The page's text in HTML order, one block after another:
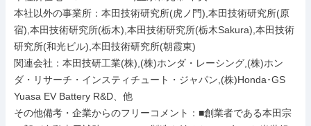
本社以外の事業所：本田技術研究所(虎ノ門),本田技術研究所(原
宿),本田技術研究所(栃木),本田技術研究所(栃木Sakura),本田技術
研究所(和光ビル),本田技術研究所(朝霞東)
関連会社：本田技研工業(株),(株)ホンダ・レーシング,(株)ホン
ダ・リサーチ・インスティチュート・ジャパン,(株)Honda･GS
Yuasa EV Battery R&D、他
その他備考・企業からのフリーコメント：■創業者である本田宗